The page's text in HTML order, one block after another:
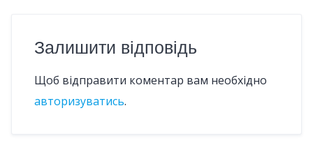
Залишити відповідь
Щоб відправити коментар вам необхідно
авторизуватись.